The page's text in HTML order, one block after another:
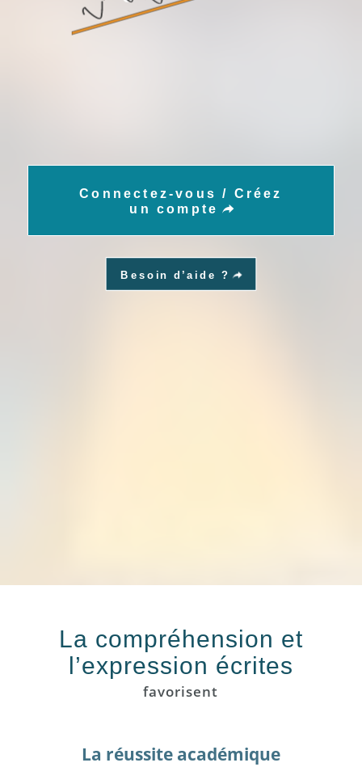
Connectez-vous / Créez
un compte
Besoin d’aide ?
La compréhension et
l’expression écrites
favorisent
La réussite académique